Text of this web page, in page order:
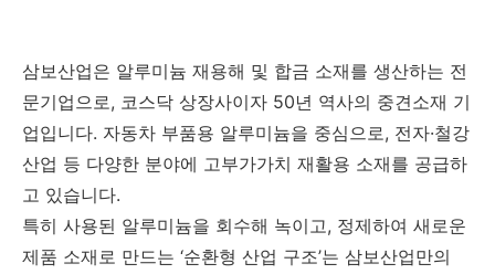
삼보산업은 알루미늄 재용해 및 합금 소재를 생산하는 전
문기업으로, 코스닥 상장사이자 50년 역사의 중견소재 기
업입니다. 자동차 부품용 알루미늄을 중심으로, 전자·철강
산업 등 다양한 분야에 고부가가치 재활용 소재를 공급하
고 있습니다.
특히 사용된 알루미늄을 회수해 녹이고, 정제하여 새로운
제품 소재로 만드는 ‘순환형 산업 구조’는 삼보산업만의